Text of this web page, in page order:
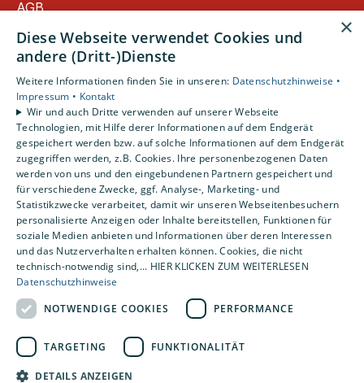
AGB
Unsere Bereiche
Privatkunden
Gewerbekunden
Karriere
Unternehmen
Kontakt
×
Diese Webseite verwendet Cookies und
andere (Dritt-)Dienste
Weitere Informationen finden Sie in unseren: Datenschutzhinweise •
Impressum • Kontakt
Wir und auch Dritte verwenden auf unserer Webseite
Technologien, mit Hilfe derer Informationen auf dem Endgerät
gespeichert werden bzw. auf solche Informationen auf dem Endgerät
zugegriffen werden, z.B. Cookies. Ihre personenbezogenen Daten
werden von uns und den eingebundenen Partnern gespeichert und
für verschiedene Zwecke, ggf. Analyse-, Marketing- und
Statistikzwecke verarbeitet, damit wir unseren Webseitenbesuchern
personalisierte Anzeigen oder Inhalte bereitstellen, Funktionen für
soziale Medien anbieten und Informationen über deren Interessen
und das Nutzerverhalten erhalten können. Cookies, die nicht
technisch-notwendig sind,... HIER KLICKEN ZUM WEITERLESEN
Datenschutzhinweise
NOTWENDIGE COOKIES
PERFORMANCE
TARGETING FUNKTIONALITÄT
DETAILS ANZEIGEN